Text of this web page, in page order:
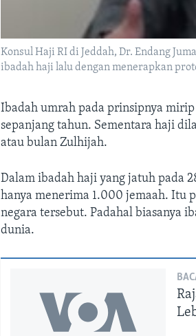
Konsul Haji RI di Jeddah, Dr. Endang
ibadah haji lalu dengan menerapkan
Ibadah umrah pada prinsipnya
sepanjang tahun. Sementara haji
atau bulan Zulhijah.
Dalam ibadah haji yang jatuh pada
hanya menerima 1.000 jemaah. Itu
negara tersebut. Padahal biasanya
dunia.